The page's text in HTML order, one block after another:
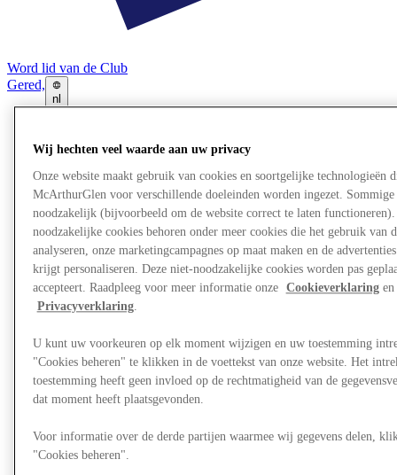
Word lid van de Club
Gered,
nl
Aanbiedingen
Wat is er aan
Eet & Drink
Cadeaubonnen
Diensten
Bestemmingsgids
Meer
Wij hechten veel waarde aan uw privacy
Onze website maakt gebruik van cookies en soortgelijke technologieën
McArthurGlen voor verschillende doeleinden worden ingezet.
noodzakelijk (bijvoorbeeld om de website correct te laten
noodzakelijke cookies behoren onder meer cookies die het gebruik van
analyseren, onze marketingcampagnes op maat maken en de
krijgt personaliseren. Deze niet-noodzakelijke cookies worden pas
accepteert. Raadpleeg voor meer informatie onze Cookieverklaringen
Privacyverklaring.
U kunt uw voorkeuren op elk moment wijzigen en uw toestemming
"Cookies beheren" te klikken in de voettekst van onze website. Het
toestemming heeft geen invloed op de rechtmatigheid van de
dat moment heeft plaatsgevonden.
Voor informatie over de derde partijen waarmee wij gegevens delen,
"Cookies beheren".